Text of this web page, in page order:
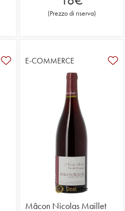
(Prezzo di riserva)
E-COMMERCE
Mâcon Nicolas Maillet